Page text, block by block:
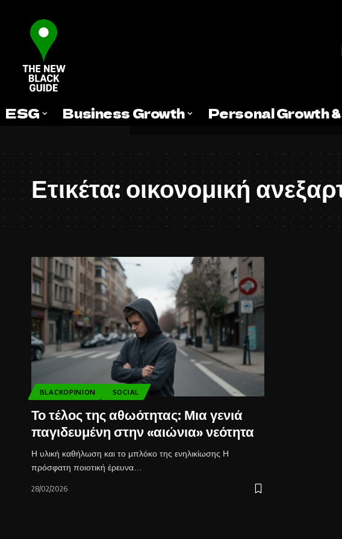
ESG Business Growth Personal Growth
Ετικέτα:οικονομική
BLACKOPINION SOCIAL
Το τέλος της αθωότητας: Μια γενιά
παγιδευμένη στην «αιώνια» νεότητα
Η υλική καθήλωση και το μπλόκο της ενηλικίωσης Η
πρόσφατη ποιοτική έρευνα…
28/02/2026